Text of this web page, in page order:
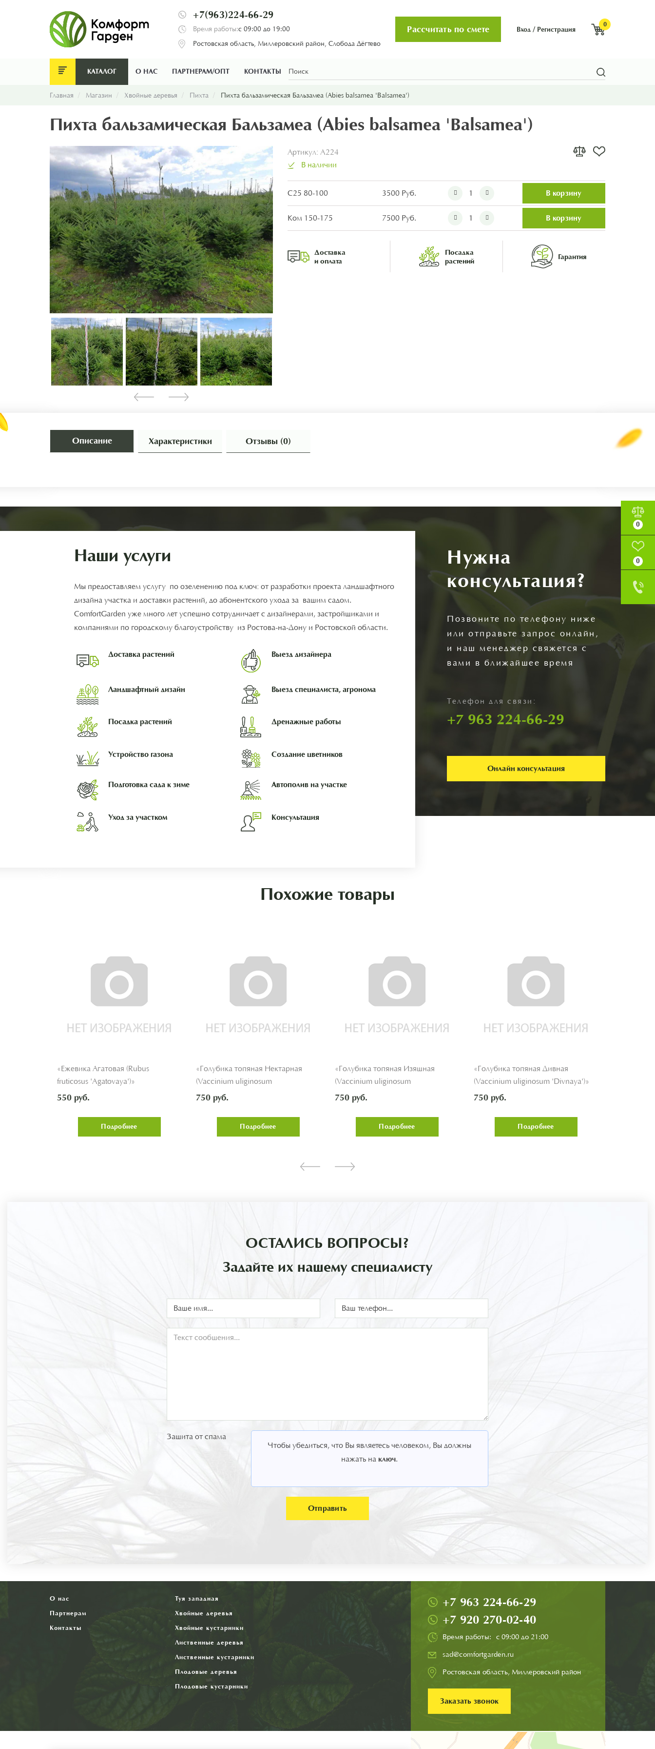
+7(963)224-66-29
Время работы:с 09:00 до 19:00
Ростовская область, Миллеровский район, Слобода Дёгтево
Рассчитать по смете Вход / Регистрация
0
КАТАЛОГ О НАС ПАРТНЕРАМ/ОПТ КОНТАКТЫ
0
0
Главная Магазин Хвойные деревья Пихта Пихта бальзамическая Бальзамеа (Abies balsamea 'Balsamea')
Пихта бальзамическая Бальзамеа (Abies balsamea 'Balsamea')
Артикул: A224
В наличии
С25 80-100 3500 Руб. В корзину
Ком 150-175 7500 Руб. В корзину
Доставка
и оплата
Посадка
растений
Гарантия
Описание Характеристики Отзывы (0)
Наши услуги
Мы предоставляем услугу по озеленению под ключ: от разработки проекта ландшафтного
дизайна участка и доставки растений, до абонентского ухода за вашим садом.
ComfortGarden уже много лет успешно сотрудничает с дизайнерами, застройщиками и
компаниями по городскому благоустройству из Ростова-на-Дону и Ростовской области.
Доставка растений Выезд дизайнера
Ландшафтный дизайн Выезд специалиста, агронома
Посадка растений Дренажные работы
Устройство газона Создание цветников
Подготовка сада к зиме Автополив на участке
Уход за участком Консультация
Нужна
консультация?
Позвоните по телефону ниже
или отправьте запрос онлайн,
и наш менеджер свяжется с
вами в ближайшее время
Телефон для связи:
+7 963 224-66-29
Онлайн консультация
Похожие товары
«Ежевика Агатовая (Rubus
fruticosus 'Agatovaya')»
550 руб.
Подробнее
«Голубика топяная Нектарная
(Vaccinium uliginosum
'Nektarnaya')»
750 руб.
Подробнее
«Голубика топяная Изящная
(Vaccinium uliginosum
'Izyashchnaya')»
750 руб.
Подробнее
«Голубика топяная Дивная
(Vaccinium uliginosum 'Divnaya')»
750 руб.
Подробнее
ОСТАЛИСЬ ВОПРОСЫ?
Задайте их нашему специалисту
Защита от спама
Чтобы убедиться, что Вы являетесь человеком, Вы должны
нажать на ключ.
Отправить
О нас
Партнерам
Контакты
Туя западная
Хвойные деревья
Хвойные кустарники
Лиственные деревья
Лиственные кустарники
Плодовые деревья
Плодовые кустарники
+7 963 224-66-29
+7 920 270-02-40
Время работы: с 09:00 до 21:00
sad@comfortgarden.ru
Ростовская область, Миллеровский район
Заказать звонок